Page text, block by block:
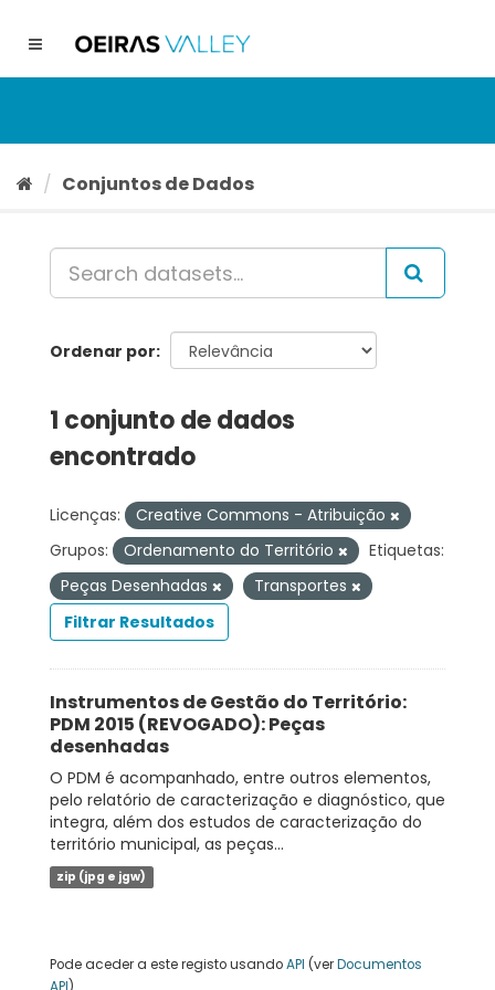
conteúdo
Toggle
Conjuntos de Dados
Ordenar por
1 conjunto de dados
encontrado
Licenças:
Creative Commons - Atribuição
Grupos:
Ordenamento do Território
Etiquetas:
Peças Desenhadas
Transportes
Filtrar Resultados
Instrumentos de Gestão do Território:
PDM 2015 (REVOGADO): Peças
desenhadas
O PDM é acompanhado, entre outros elementos,
pelo relatório de caracterização e diagnóstico, que
integra, além dos estudos de caracterização do
território municipal, as peças...
zip (jpg e jgw)
Pode aceder a este registo usandoAPI (verDocumentos